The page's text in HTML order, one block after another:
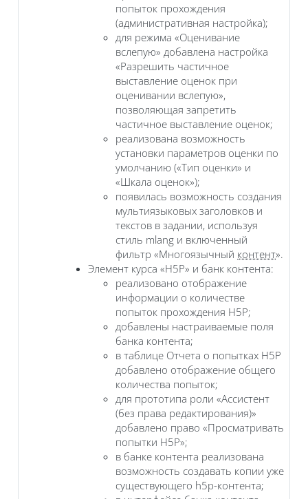
попыток прохождения
(административная настройка);
для режима «Оценивание
вслепую» добавлена настройка
«Разрешить частичное
выставление оценок при
оценивании вслепую»,
позволяющая запретить
частичное выставление оценок;
реализована возможность
установки параметров оценки по
умолчанию («Тип оценки» и
«Шкала оценок»);
появилась возможность создания
мультиязыковых заголовков и
текстов в задании, используя
стиль mlang и включенный
фильтр «Многоязычный контент».
Элемент курса «H5P» и банк контента:
реализовано отображение
информации о количестве
попыток прохождения H5P;
добавлены настраиваемые поля
банка контента;
в таблице Отчета о попытках H5P
добавлено отображение общего
количества попыток;
для прототипа роли «Ассистент
(без права редактирования)»
добавлено право «Просматривать
попытки H5P»;
в банке контента реализована
возможность создавать копии уже
существующего h5p-контента;